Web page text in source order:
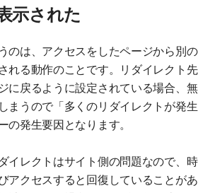
示された
のは、アクセスをしたページから別の
れる動作のことです。リダイレクト先
に戻るように設定されている場合、無
まうので「多くのリダイレクトが発生
の発生要因となります。
イレクトはサイト側の問題なので、時
アクセスすると回復していることがあ